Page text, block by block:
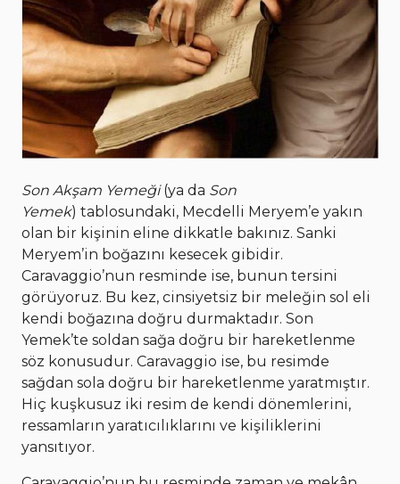
Son Akşam Yemeği(ya da Son
Yemek) tablosundaki, Mecdelli Meryem’e yakın
olan bir kişinin eline dikkatle bakınız. Sanki
Meryem’in boğazını kesecek gibidir.
Caravaggio’nun resminde ise, bunun tersini
görüyoruz. Bu kez, cinsiyetsiz bir meleğin sol eli
kendi boğazına doğru durmaktadır. Son
Yemek’te soldan sağa doğru bir hareketlenme
söz konusudur. Caravaggio ise, bu resimde
sağdan sola doğru bir hareketlenme yaratmıştır.
Hiç kuşkusuz iki resim de kendi dönemlerini,
ressamların yaratıcılıklarını ve kişiliklerini
yansıtıyor.